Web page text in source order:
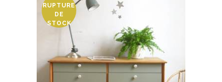
RUPTURE
DE
STOCK